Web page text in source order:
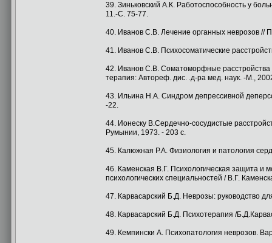
39. Зиньковский А.К. Работоспособность у
11.-С. 75-77.
40. Иванов C.B. Лечение органных неврозов
41. Иванов C.B. Психосоматические
42. Иванов C.B. Соматоморфные
терапия: Автореф. дис. .д-ра мед. наук. -М.,
43. Ильина H.A. Синдром депрессивной
-22.
44. Ионеску В.Сердечно-сосудистые
Румынии, 1973. - 203 с.
45. Калюжная P.A. Физиология и патология
46. Каменская В.Г. Психологическая защита и
психологических специальностей / В.Г.
47. Карвасарский Б.Д. Неврозы: руководство
48. Карвасарский Б.Д. Психотерапия /
49. Кемпински А. Психопатология неврозов.